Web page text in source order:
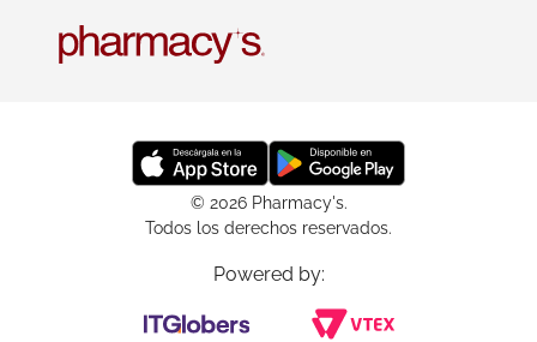
© 2026 Pharmacy's.
Todos los derechos reservados.
Powered by: